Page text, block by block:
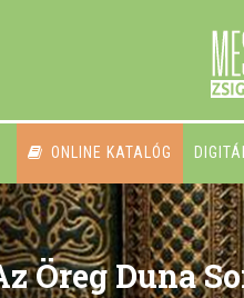
ONLINE KATALÓG
Öreg Duna